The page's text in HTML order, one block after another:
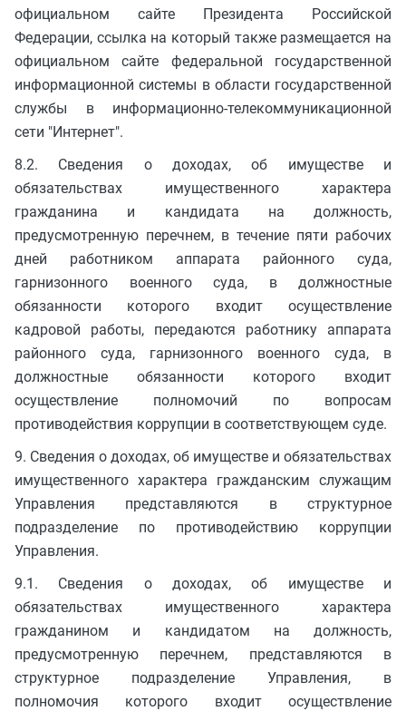
официальном сайте Президента Российской
Федерации, ссылка на который также размещается на
официальном сайте федеральной государственной
информационной системы в области государственной
службы в информационно-телекоммуникационной
сети "Интернет".
8.2. Сведения о доходах, об имуществе и
обязательствах имущественного характера
гражданина и кандидата на должность,
предусмотренную перечнем, в течение пяти рабочих
дней работником аппарата районного суда,
гарнизонного военного суда, в должностные
обязанности которого входит осуществление
кадровой работы, передаются работнику аппарата
районного суда, гарнизонного военного суда, в
должностные обязанности которого входит
осуществление полномочий по вопросам
противодействия коррупции в соответствующем суде.
9. Сведения о доходах, об имуществе и обязательствах
имущественного характера гражданским служащим
Управления представляются в структурное
подразделение по противодействию коррупции
Управления.
9.1. Сведения о доходах, об имуществе и
обязательствах имущественного характера
гражданином и кандидатом на должность,
предусмотренную перечнем, представляются в
структурное подразделение Управления, в
полномочия которого входит осуществление